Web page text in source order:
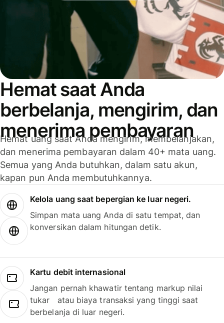
Hemat saat Anda
berbelanja, mengirim, dan
menerima pembayaran
Hemat uang saat Anda mengirim, membelanjakan,
dan menerima pembayaran dalam 40+ mata uang.
Semua yang Anda butuhkan, dalam satu akun,
kapan pun Anda membutuhkannya.
Kelola uang saat bepergian ke luar negeri.
Simpan mata uang Anda di satu tempat, dan
konversikan dalam hitungan detik.
Kartu debit internasional
Jangan pernah khawatir tentang markup nilai
tukar atau biaya transaksi yang tinggi saat
berbelanja di luar negeri.